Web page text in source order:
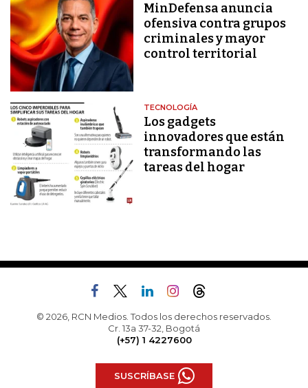
MinDefensa anuncia
ofensiva contra grupos
criminales y mayor
control territorial
TECNOLOGÍA
Los gadgets
innovadores que están
transformando las
tareas del hogar
© 2026, RCN Medios. Todos los derechos reservados.
Cr. 13a 37-32, Bogotá
(+57) 1 4227600
SUSCRÍBASE